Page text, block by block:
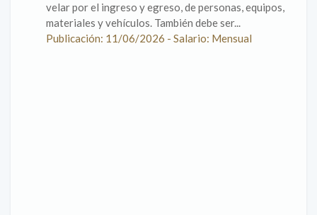
velar por el ingreso y egreso, de personas, equipos,
materiales y vehículos. También debe ser...
Publicación: 11/06/2026 - Salario: Mensual